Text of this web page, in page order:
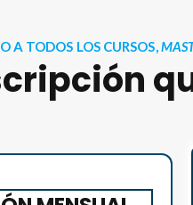
A TODOS LOS CURSOS,